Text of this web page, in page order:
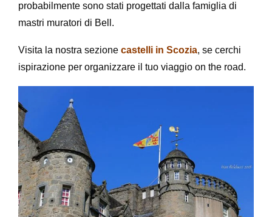
probabilmente sono stati progettati dalla famiglia di
mastri muratori di Bell.
Visita la nostra sezione castelli in Scozia, se cerchi
ispirazione per organizzare il tuo viaggio on the road.